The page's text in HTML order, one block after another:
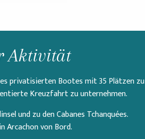
Aktivität
privatisierten Bootes mit 35 Plätzen zu
Kreuzfahrt zu unternehmen.
und zu den Cabanes Tchanquées.
Arcachon von Bord.